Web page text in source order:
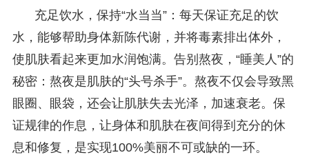
充足饮水，保持“水当当”：每天保证充足的饮
水，能够帮助身体新陈代谢，并将毒素排出体外，
使肌肤看起来更加水润饱满。告别熬夜，“睡美人”的
秘密：熬夜是肌肤的“头号杀手”。熬夜不仅会导致黑
眼圈、眼袋，还会让肌肤失去光泽，加速衰老。保
证规律的作息，让身体和肌肤在夜间得到充分的休
息和修复，是实现100%美丽不可或缺的一环。